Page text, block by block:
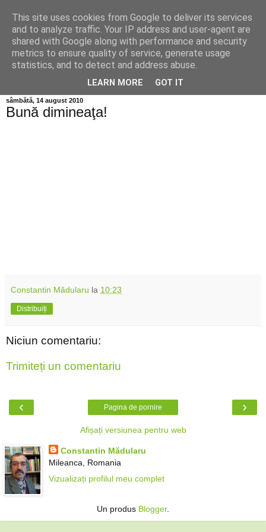
Info MILEANCA
BINE AȚI VENIT! *Jurnal online de informație și opinie;
Duminică 09 August, 2026
sâmbătă, 14 august 2010
Bună dimineaţa!
Constantin Mădularu la 10:23
Distribuiți
Niciun comentariu:
Trimiteți un comentariu
‹ ›
Pagina de pornire
Afișați versiunea pentru web
Constantin Mădularu
Mileanca, Romania
Vizualizați profilul meu complet
Un produs Blogger.
This site uses cookies from Google to deliver its services
and to analyze traffic. Your IP address and user-agent are
shared with Google along with performance and security
metrics to ensure quality of service, generate usage
statistics, and to detect and address abuse.
LEARN MORE GOT IT